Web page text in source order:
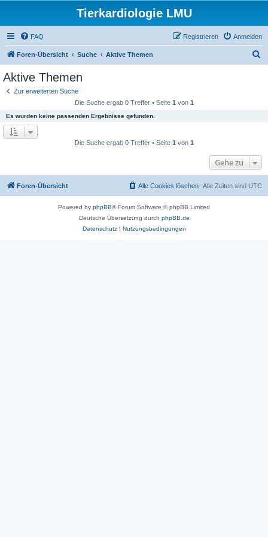
Tierkardiologie LMU
FAQ Anmelden
Registrieren
Foren-Übersicht Suche Aktive Themen
Aktive Themen
Zur erweiterten Suche
Die Suche ergab 0 Treffer • Seite 1 von 1
Es wurden keine passenden Ergebnisse gefunden.
Die Suche ergab 0 Treffer • Seite 1 von 1
Gehe zu
Foren-Übersicht Alle Zeiten sind UTC
Alle Cookies löschen
Powered by phpBB® Forum Software © phpBB Limited
Deutsche Übersetzung durch phpBB.de
Datenschutz| Nutzungsbedingungen